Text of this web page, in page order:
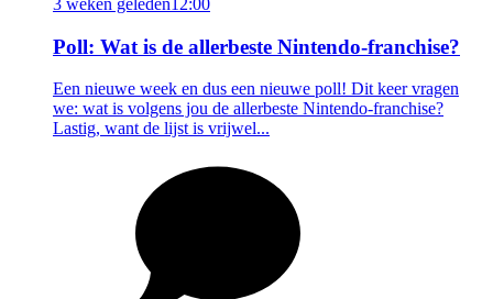
Poll: Wat is de allerbeste Nintendo-franchise?
Een nieuwe week en dus een nieuwe poll! Dit keer vragen
we: wat is volgens jou de allerbeste Nintendo-franchise?
Lastig, want de lijst is vrijwel...